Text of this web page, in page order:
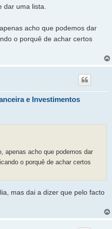
dar uma lista.
acho que podemos dar
o porquê de achar certos
e Investimentos
apenas acho que podemos dar
o porquê de achar certos
mas dai a dizer que pelo facto